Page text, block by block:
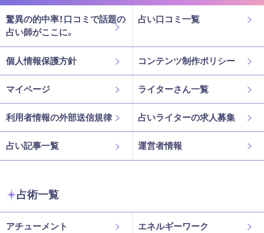
驚異の的中率！口コミで話題の
占い師がここに。
占い口コミ一覧
個人情報保護方針 コンテンツ制作ポリシー
マイページ ライターさん一覧
利用者情報の外部送信規律 占いライターの求人募集
占い記事一覧 運営者情報
占術一覧
アチューメント エネルギーワーク